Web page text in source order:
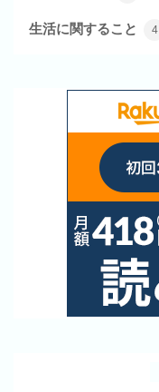
生活に関すること 4